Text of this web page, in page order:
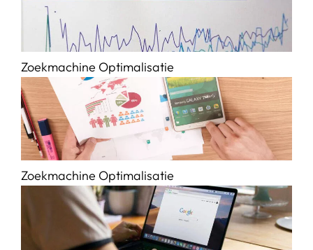
Zoekmachine Optimalisatie
Zoekmachine Optimalisatie